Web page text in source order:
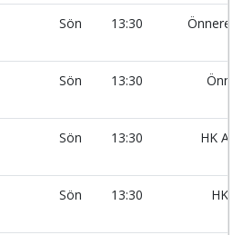
Sön 13:30
Sön 13:30
Sön 13:30 HK
Sön 13:30 HK